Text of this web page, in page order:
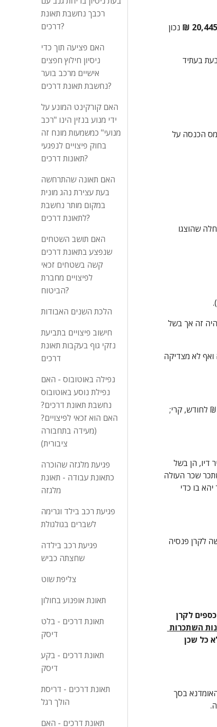
רכבך נחשבת תאונת
דרכים?
האם פציעה תוך כדי
ניסיון חילוץ חפצים
אישיים מרכב בוער
נחשבת תאונת דרכים?
האם קורקינט המונע על
ידי מנוע בנזין הינו "רכב
מנועי" כמשמעות מונח זה
בחוק פיצויים לנפגעי
תאונות דרכים?
האם תאונה שהתרחשה
בעת עצירת נהג מונית
במקום מותר נחשבת
לתאונת דרכים?
האם תושב השטחים
שנפצע בתאונת דרכים
קשה בשטחים זכאי
לפיצויים מחברת
הביטוח?
הלכת השנים האבודות
חישוב פיצויים בתביעת
נזקי גוף בעקבות תאונת
דרכים
נפילה באוטובוס - האם
נפילת נוסע באוטובוס
נחשבת תאונת דרכים?
האם הוא זכאי לפיצויים?
(מעידה בתחבורה
ציבורית)
פגיעת מלגזה שהוכרה
כתאונת עבודה - תאונת
מלגזה
פגיעת רכב בילד וגרימה
לשברים בגולגולת
פגיעת רכב בילדה
שחצתה כביש
צליפת שוט
תאונת אופנוע בחולון
תאונת דרכים - בלט
דיסק
תאונת דרכים - בקע
דיסק
תאונת דרכים - דריסת
הולך רגל
תאונת דרכים - האם
20,445 ₪